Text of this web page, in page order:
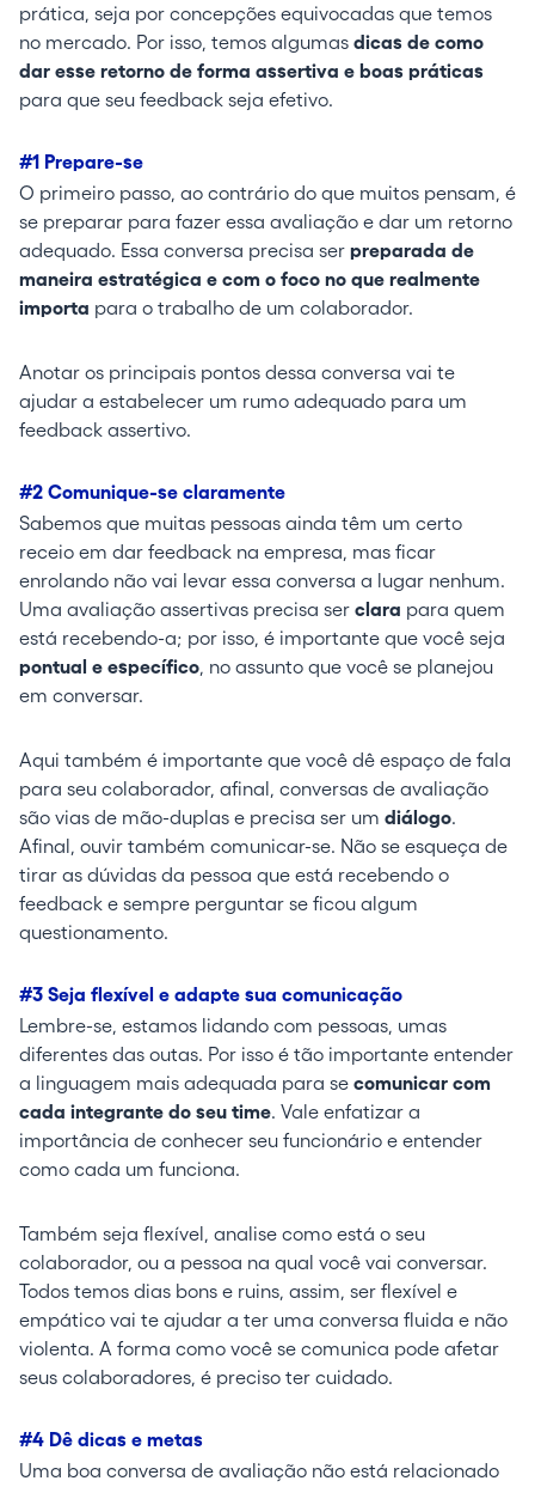
prática, seja por concepções equivocadas que temos
no mercado. Por isso, temos algumas dicas de como
dar esse retorno de forma assertiva e boas práticas
para que seu feedback seja efetivo.
#1 Prepare-se
O primeiro passo, ao contrário do que muitos pensam, é
se preparar para fazer essa avaliação e dar um retorno
adequado. Essa conversa precisa ser preparada de
maneira estratégica e com o foco no que realmente
importa para o trabalho de um colaborador.
Anotar os principais pontos dessa conversa vai te
ajudar a estabelecer um rumo adequado para um
feedback assertivo.
#2 Comunique-se claramente
Sabemos que muitas pessoas ainda têm um certo
receio em dar feedback na empresa, mas ficar
enrolando não vai levar essa conversa a lugar nenhum.
Uma avaliação assertivas precisa ser clara para quem
está recebendo-a; por isso, é importante que você seja
pontual e específico, no assunto que você se planejou
em conversar.
Aqui também é importante que você dê espaço de fala
para seu colaborador, afinal, conversas de avaliação
são vias de mão-duplas e precisa ser um diálogo.
Afinal, ouvir também comunicar-se. Não se esqueça de
tirar as dúvidas da pessoa que está recebendo o
feedback e sempre perguntar se ficou algum
questionamento.
#3 Seja flexível e adapte sua comunicação
Lembre-se, estamos lidando com pessoas, umas
diferentes das outas. Por isso é tão importante entender
a linguagem mais adequada para se comunicar com
cada integrante do seu time. Vale enfatizar a
importância de conhecer seu funcionário e entender
como cada um funciona.
Também seja flexível, analise como está o seu
colaborador, ou a pessoa na qual você vai conversar.
Todos temos dias bons e ruins, assim, ser flexível e
empático vai te ajudar a ter uma conversa fluida e não
violenta. A forma como você se comunica pode afetar
seus colaboradores, é preciso ter cuidado.
#4 Dê dicas e metas
Uma boa conversa de avaliação não está relacionado